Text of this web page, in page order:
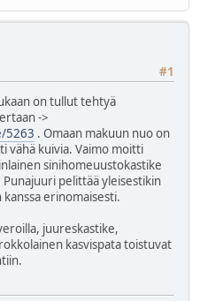
#1
on tullut tehtyä
->
5263 . Omaan makuun nuo on
vähä kuivia. Vaimo moitti
sinihomeuustokastike
pelittää yleisestikin
erinomaisesti.
juureskastike,
kasvispata toistuvat